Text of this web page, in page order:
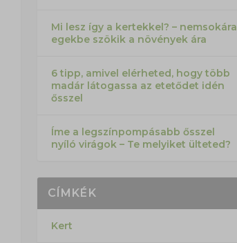
Mi lesz így a kertekkel? – nemsokára
egekbe szökik a növények ára
6 tipp, amivel elérheted, hogy több
madár látogassa az etetődet idén
ősszel
Íme a legszínpompásabb ősszel
nyíló virágok – Te melyiket ülteted?
CÍMKÉK
Kert